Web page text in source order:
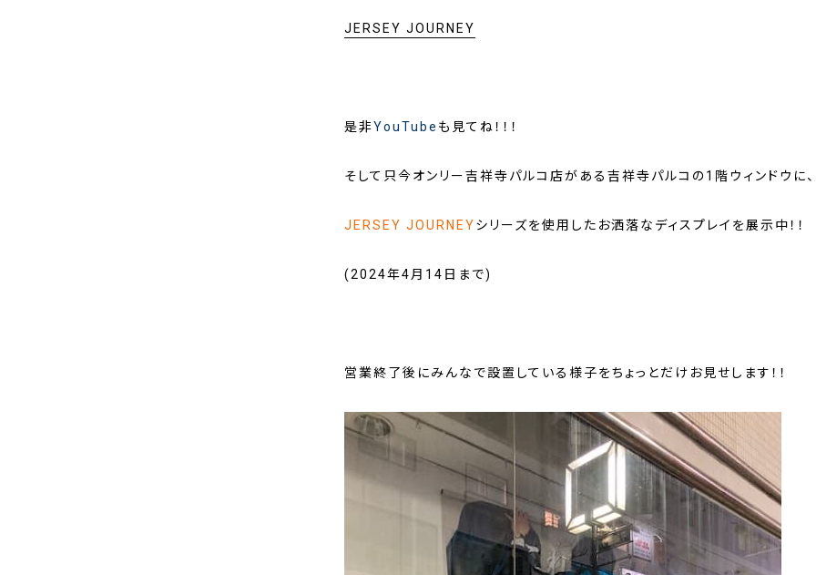
JERSEY JOURNEY
是非YouTube も見てね！！！
そして只今オンリー吉祥寺パルコ店がある吉祥寺パルコの1階ウィンドウに、
JERSEY JOURNEYシリーズを使用したお洒落なディスプレイを展示中！！
(2024年4月14日まで)
営業終了後にみんなで設置している様子をちょっとだけお見せします！！